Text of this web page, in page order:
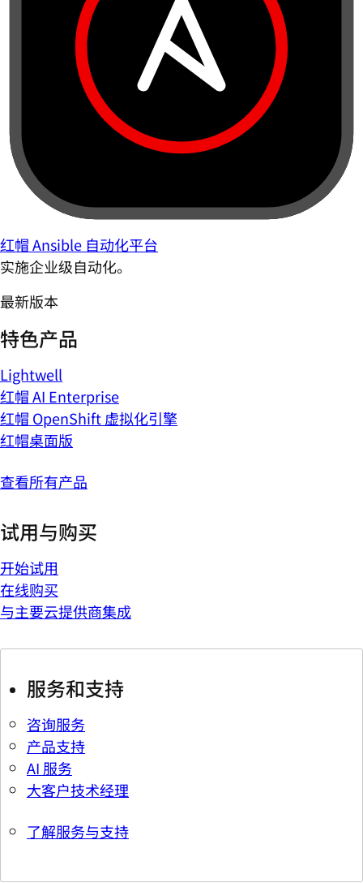
红帽 Ansible 自动化平台
实施企业级自动化。
最新版本
特色产品
Lightwell
红帽 AI Enterprise
红帽 OpenShift 虚拟化引擎
红帽桌面版
查看所有产品
试用与购买
开始试用
在线购买
与主要云提供商集成
服务和支持
咨询服务
产品支持
AI 服务
大客户技术经理
了解服务与支持